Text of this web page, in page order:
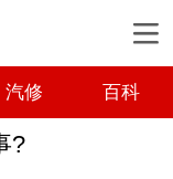
汽修 百科
?